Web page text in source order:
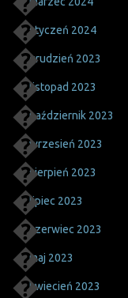
styczeń 2024
grudzień 2023
listopad 2023
październik 2023
wrzesień 2023
sierpień 2023
lipiec 2023
czerwiec 2023
maj 2023
kwiecień 2023